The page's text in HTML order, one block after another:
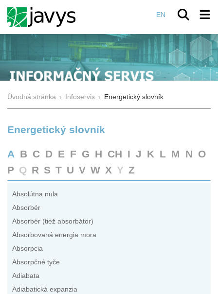
EN
Úvodná stránka › Infoservis › Energetický slovník
Energetický slovník
A B C D E F G H CH I J K L M N O
P Q R S T U V W X Y Z
Absolútna nula
Absorbér
Absorbér (tiež absorbátor)
Absorbovaná energia mora
Absorpcia
Absorpčné tyče
Adiabata
Adiabatická expanzia